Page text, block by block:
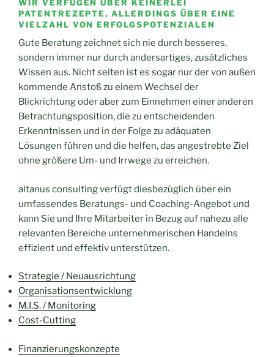
WIR VERFÜGEN ÜBER KEINERLEI
PATENTREZEPTE, ALLERDINGS ÜBER EINE
VIELZAHL VON ERFOLGSPOTENZIALEN
Gute Beratung zeichnet sich nie durch besseres,
sondern immer nur durch andersartiges, zusätzliches
Wissen aus. Nicht selten ist es sogar nur der von außen
kommende Anstoß zu einem Wechsel der
Blickrichtung oder aber zum Einnehmen einer anderen
Betrachtungsposition, die zu entscheidenden
Erkenntnissen und in der Folge zu adäquaten
Lösungen führen und die helfen, das angestrebte Ziel
ohne größere Um- und Irrwege zu erreichen.
altanus consulting verfügt diesbezüglich über ein
umfassendes Beratungs- und Coaching-Angebot und
kann Sie und Ihre Mitarbeiter in Bezug auf nahezu alle
relevanten Bereiche unternehmerischen Handelns
effizient und effektiv unterstützen.
Strategie / Neuausrichtung
Organisationsentwicklung
M.I.S. / Monitoring
Cost-Cutting
Finanzierungskonzepte